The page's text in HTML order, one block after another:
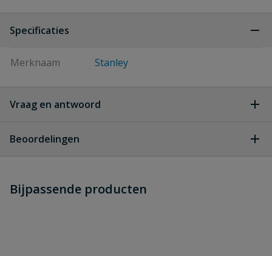
Specificaties
Merknaam Stanley
Vraag en antwoord
dit product?
Beoordelingen
Schrijf zelf een beoordeling
Bijpassende producten